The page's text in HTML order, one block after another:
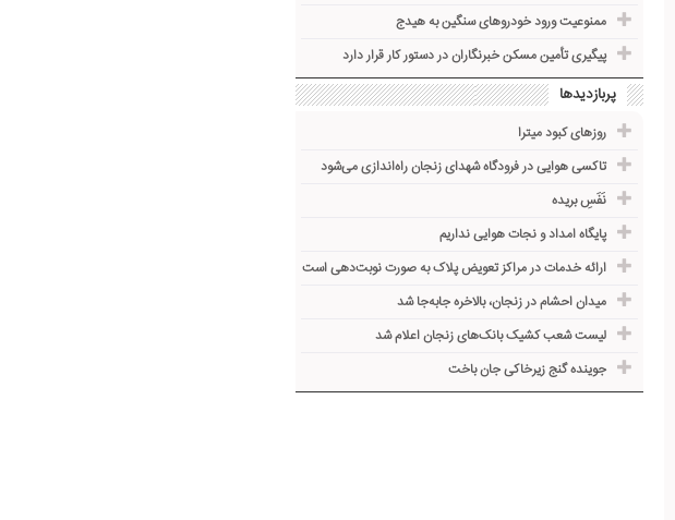
ممنوعیت ورود خودروهای سنگین به هیدج
پیگیری تأمین مسکن خبرنگاران در دستور کار قرار دارد
پربازدیدها
روزهای کبود میترا
تاکسی هوایی در فرودگاه شهدای زنجان راه‌اندازی می‌شود
نَفَسِ بریده
پایگاه امداد و نجات هوایی نداریم
ارائه خدمات در مراکز تعویض پلاک به صورت نوبت‌دهی است
میدان احشام در زنجان، بالاخره جا‌به‌جا شد
لیست شعب کشیک بانک‌های زنجان اعلام شد
جوینده گنج زیرخاکی جان باخت